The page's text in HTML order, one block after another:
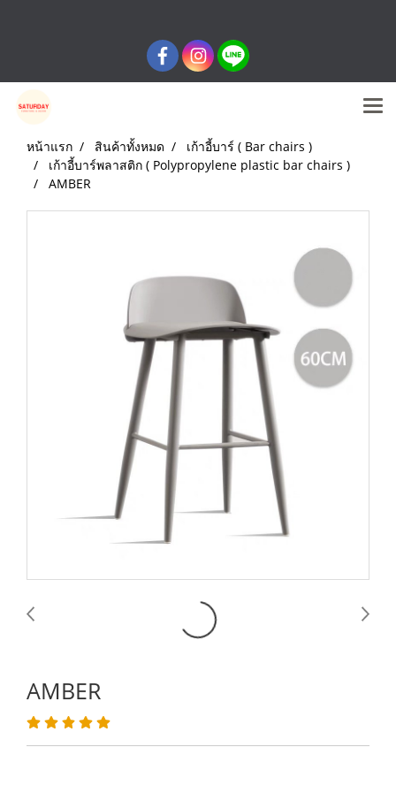
หน้าแรก สินค้าทั้งหมด
เก้าอี้บาร์ ( Bar chairs )
เก้าอี้บาร์พลาสติก ( Polypropylene plastic bar chairs )
AMBER
AMBER